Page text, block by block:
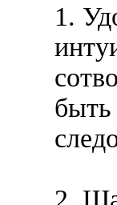
1.
быть
2.